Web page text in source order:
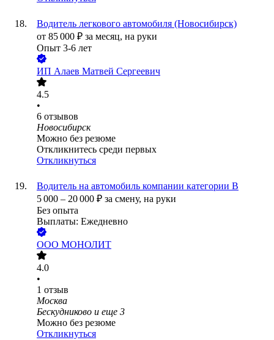
Водитель легкового автомобиля (Новосибирск)
от 85 000 ₽ за месяц, на руки
Опыт 3-6 лет
ИП Алаев Матвей Сергеевич
4.5
•
6 отзывов
Новосибирск
Можно без резюме
Откликнитесь среди первых
Откликнуться
Водитель на автомобиль компании категории B
5 000 – 20 000 ₽ за смену, на руки
Без опыта
Выплаты: Ежедневно
ООО МОНОЛИТ
4.0
•
1 отзыв
Москва
Бескудниково и еще 3
Можно без резюме
Откликнуться